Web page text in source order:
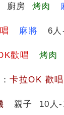
廚房 烤肉
唱 麻將 6人-
歡唱 烤肉
：卡拉OK 歡唱
親子 10人-